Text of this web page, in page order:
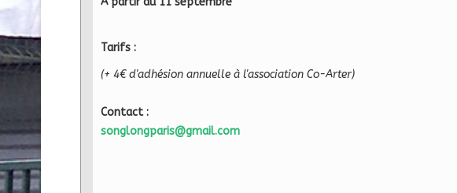
Tarifs :
(+ 4€ d'adhésion annuelle à l'association Co-Arter)
Contact :
songlongparis@gmail.com